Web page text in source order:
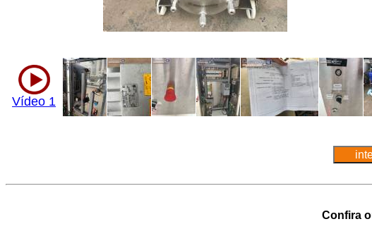
Vídeo 1
Confira